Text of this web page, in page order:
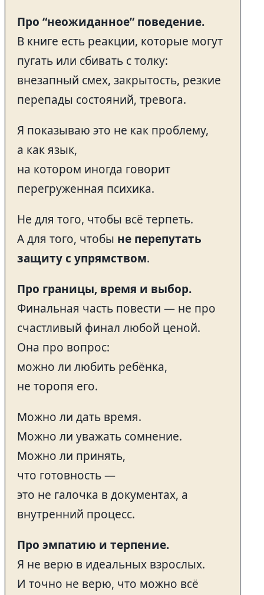
Про “неожиданное” поведение.
В книге есть реакции, которые могут
пугать или сбивать с толку:
внезапный смех, закрытость, резкие
перепады состояний, тревога.
Я показываю это не как проблему,
а как язык,
на котором иногда говорит
перегруженная психика.
Не для того, чтобы всё терпеть.
А для того, чтобы не перепутать
защиту с упрямством.
Про границы, время и выбор.
Финальная часть повести — не про
счастливый финал любой ценой.
Она про вопрос:
можно ли любить ребёнка,
не торопя его.
Можно ли дать время.
Можно ли уважать сомнение.
Можно ли принять,
что готовность —
это не галочка в документах, а
внутренний процесс.
Про эмпатию и терпение.
Я не верю в идеальных взрослых.
И точно не верю, что можно всё